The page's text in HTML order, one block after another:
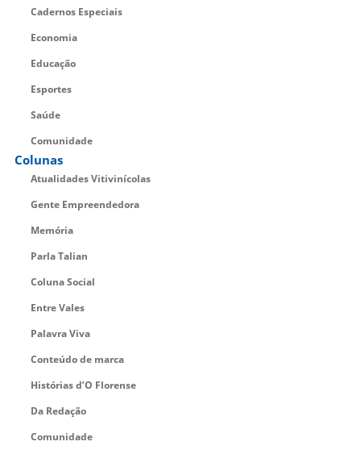
Cadernos Especiais
Economia
Educação
Esportes
Saúde
Comunidade
Colunas
Atualidades Vitivinícolas
Gente Empreendedora
Memória
Parla Talian
Coluna Social
Entre Vales
Palavra Viva
Conteúdo de marca
Histórias d’O Florense
Da Redação
Comunidade